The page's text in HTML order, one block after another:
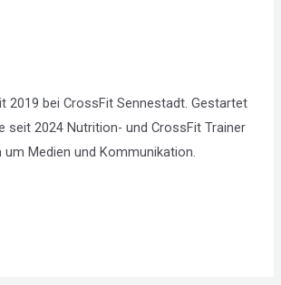
2019 bei CrossFit Sennestadt. Gestartet
seit 2024 Nutrition- und CrossFit Trainer
Medien und Kommunikation.